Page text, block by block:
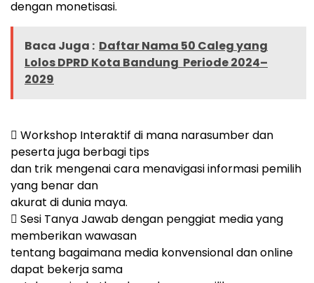
dengan monetisasi.
Baca Juga : Daftar Nama 50 Caleg yang
Lolos DPRD Kota Bandung Periode 2024–
2029
 Workshop Interaktif di mana narasumber dan
peserta juga berbagi tips
dan trik mengenai cara menavigasi informasi pemilih
yang benar dan
akurat di dunia maya.
 Sesi Tanya Jawab dengan penggiat media yang
memberikan wawasan
tentang bagaimana media konvensional dan online
dapat bekerja sama